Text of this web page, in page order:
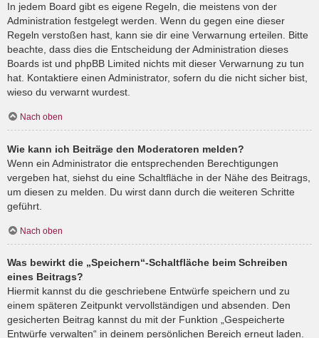
In jedem Board gibt es eigene Regeln, die meistens von der
Administration festgelegt werden. Wenn du gegen eine dieser
Regeln verstoßen hast, kann sie dir eine Verwarnung erteilen. Bitte
beachte, dass dies die Entscheidung der Administration dieses
Boards ist und phpBB Limited nichts mit dieser Verwarnung zu tun
hat. Kontaktiere einen Administrator, sofern du die nicht sicher bist,
wieso du verwarnt wurdest.
Nach oben
Wie kann ich Beiträge den Moderatoren melden?
Wenn ein Administrator die entsprechenden Berechtigungen
vergeben hat, siehst du eine Schaltfläche in der Nähe des Beitrags,
um diesen zu melden. Du wirst dann durch die weiteren Schritte
geführt.
Nach oben
Was bewirkt die „Speichern“-Schaltfläche beim Schreiben
eines Beitrags?
Hiermit kannst du die geschriebene Entwürfe speichern und zu
einem späteren Zeitpunkt vervollständigen und absenden. Den
gesicherten Beitrag kannst du mit der Funktion „Gespeicherte
Entwürfe verwalten“ in deinem persönlichen Bereich erneut laden.